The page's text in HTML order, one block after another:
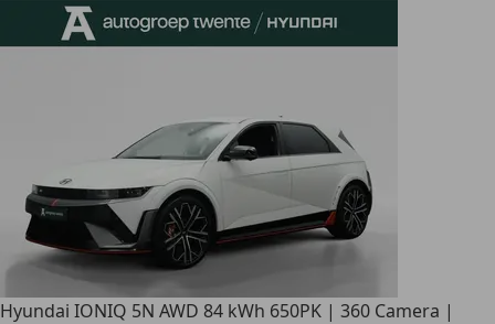
Hyundai IONIQ 5N AWD 84 kWh 650PK | 360 Camera |